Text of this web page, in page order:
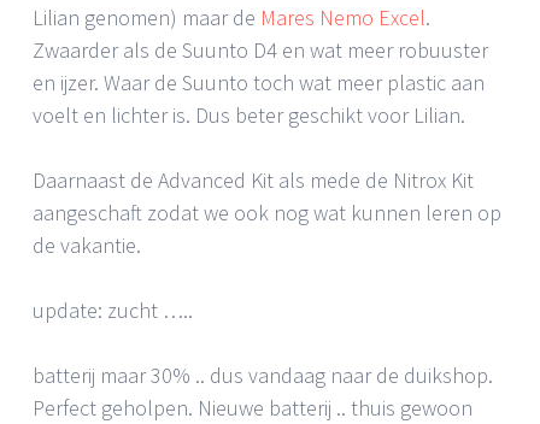
Lilian genomen) maar de Mares Nemo Excel.
Zwaarder als de Suunto D4 en wat meer robuuster
en ijzer. Waar de Suunto toch wat meer plastic aan
voelt en lichter is. Dus beter geschikt voor Lilian.
Daarnaast de Advanced Kit als mede de Nitrox Kit
aangeschaft zodat we ook nog wat kunnen leren op
de vakantie.
update: zucht …..
batterij maar 30% .. dus vandaag naar de duikshop.
Perfect geholpen. Nieuwe batterij .. thuis gewoon